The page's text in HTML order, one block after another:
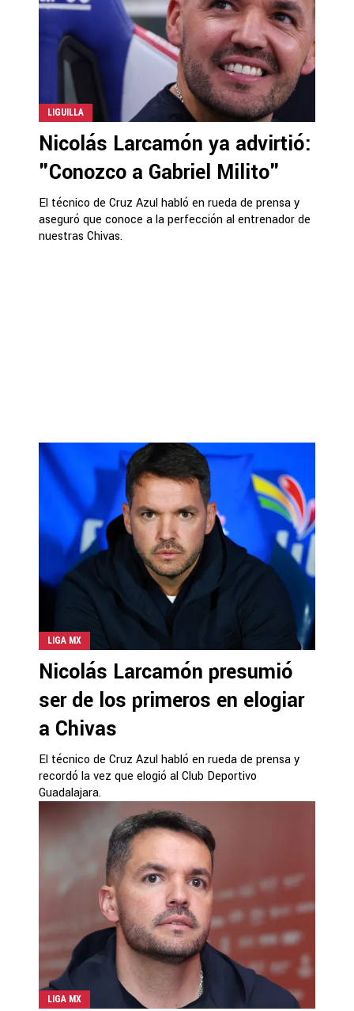
LIGUILLA
Nicolás Larcamón ya advirtió:
"Conozco a Gabriel Milito"
El técnico de Cruz Azul habló en rueda de prensa y
aseguró que conoce a la perfección al entrenador de
nuestras Chivas.
LIGA MX
Nicolás Larcamón presumió
ser de los primeros en elogiar
a Chivas
El técnico de Cruz Azul habló en rueda de prensa y
recordó la vez que elogió al Club Deportivo
Guadalajara.
LIGA MX